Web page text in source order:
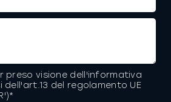
preso visione dell'informativa
dell'art.13 del regolamento UE